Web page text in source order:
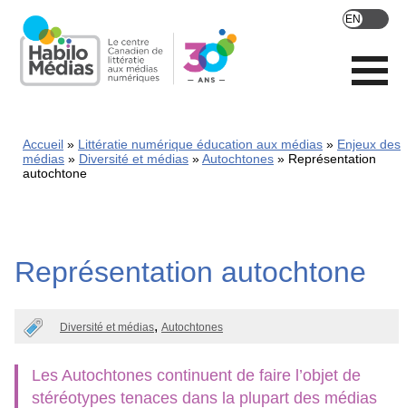
main
content
Accueil Littératie numérique éducation aux médias
Enjeux des
médias
Diversité et médias Autochtones
Représentation
autochtone
Représentation autochtone
Diversité et médias Autochtones
Les Autochtones continuent de faire l’objet de
stéréotypes tenaces dans la plupart des médias